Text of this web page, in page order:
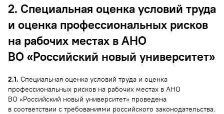
2. Специальная оценка условий труда
и оценка профессиональных рисков
на рабочих местах в АНО
ВО «Российский новый университет»
2.1. Специальная оценка условий труда и оценка
профессиональных рисков на рабочих местах в АНО
ВО «Российский новый университет» проведена
в соответствии с требованиями российского законодательства.